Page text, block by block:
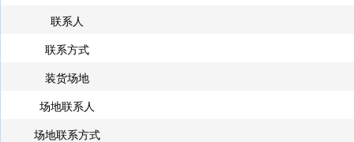
联系人
联系方式
装货场地
场地联系人
场地联系方式